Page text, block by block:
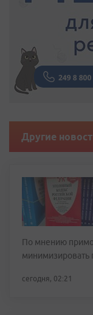
Другие
По мнению
минимизировать
сегодня, 02:21